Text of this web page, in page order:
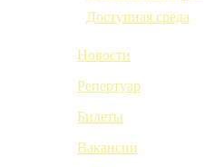
Доступная среда
Новости
Репертуар
Билеты
Вакансии